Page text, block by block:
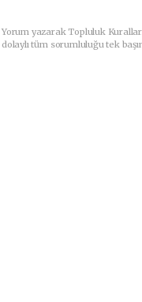
Yorum yazarak Topluluk
dolaylı tüm sorumluluğu tek